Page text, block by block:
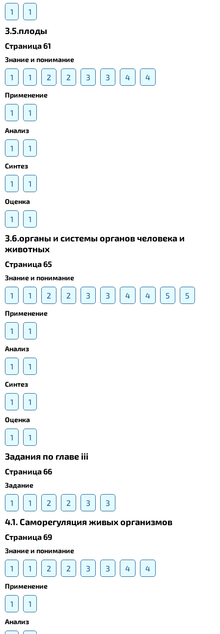
1 1
3.5.плоды
Страница 61
Знание и понимание
1 1 2 2 3 3 4 4
Применение
1 1
Анализ
1 1
Синтез
1 1
Оценка
1 1
3.6.органы и системы органов человека и
животных
Страница 65
Знание и понимание
1 1 2 2 3 3 4 4 5 5
Применение
1 1
Анализ
1 1
Синтез
1 1
Оценка
1 1
Задания по главе iii
Страница 66
Задание
1 1 2 2 3 3
4.1. Саморегуляция живых организмов
Страница 69
Знание и понимание
1 1 2 2 3 3 4 4
Применение
1 1
Анализ